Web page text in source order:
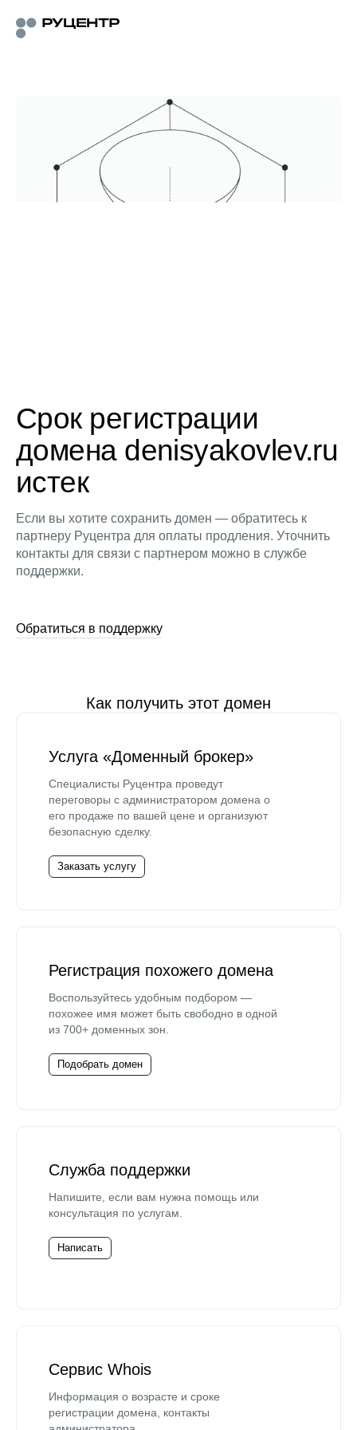
Срок регистрации
домена denisyakovlev.ru
истек
Если вы хотите сохранить домен — обратитесь к
партнеру Руцентра для оплаты продления. Уточнить
контакты для связи с партнером можно в службе
поддержки.
Обратиться в поддержку
Как получить этот домен
Услуга «Доменный брокер»
Специалисты Руцентра проведут
переговоры с администратором домена о
его продаже по вашей цене и организуют
безопасную сделку.
Заказать услугу
Регистрация похожего домена
Воспользуйтесь удобным подбором —
похожее имя может быть свободно в одной
из 700+ доменных зон.
Подобрать домен
Служба поддержки
Напишите, если вам нужна помощь или
консультация по услугам.
Написать
Сервис Whois
Информация о возрасте и сроке
регистрации домена, контакты